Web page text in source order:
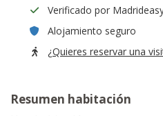
Verificado por
Alojamiento seguro
¿Quieres reservar una
Resumen habitación